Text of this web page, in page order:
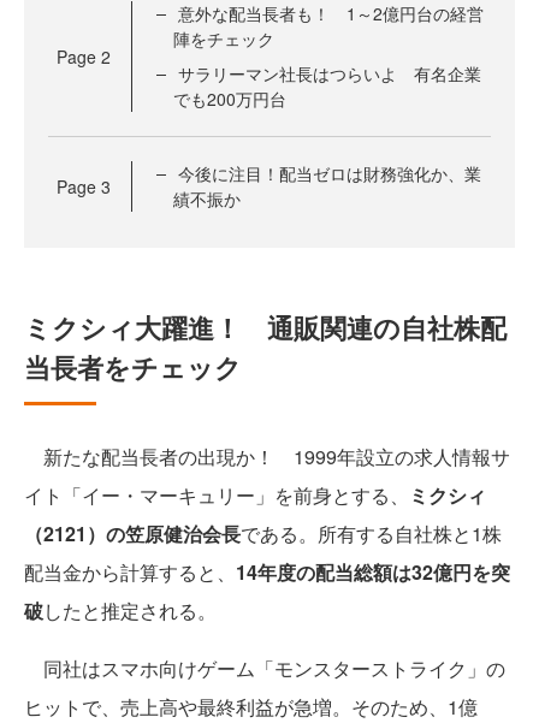
Page 2
意外な配当長者も！ 1～2億円台の経営
陣をチェック
サラリーマン社長はつらいよ 有名企業
でも200万円台
Page 3
今後に注目！配当ゼロは財務強化か、業
績不振か
ミクシィ大躍進！ 通販関連の自社株配
当長者をチェック
新たな配当長者の出現か！ 1999年設立の求人情報サ
イト「イー・マーキュリー」を前身とする、
ミクシィ
（2121）の笠原健治会長である。所有する自社株と1株
配当金から計算すると、 14年度の配当総額は32億円を突
破したと推定される。
同社はスマホ向けゲーム「モンスターストライク」の
ヒットで、売上高や最終利益が急増。そのため、1億